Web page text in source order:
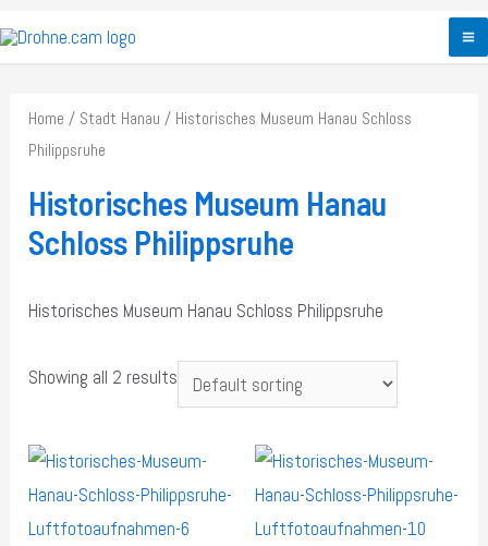
Inhalt
Home / Stadt Hanau / Historisches Museum Hanau Schloss
Philippsruhe
Historisches Museum Hanau
Schloss Philippsruhe
Historisches Museum Hanau Schloss Philippsruhe
Showing all 2 results